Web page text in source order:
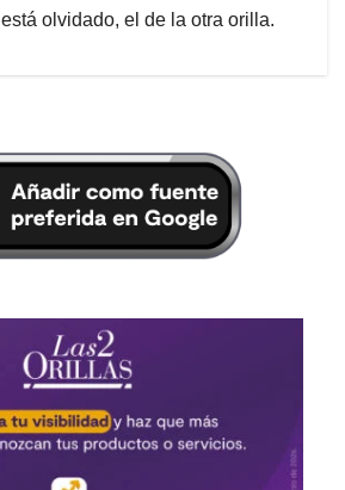
está olvidado, el de la otra orilla.